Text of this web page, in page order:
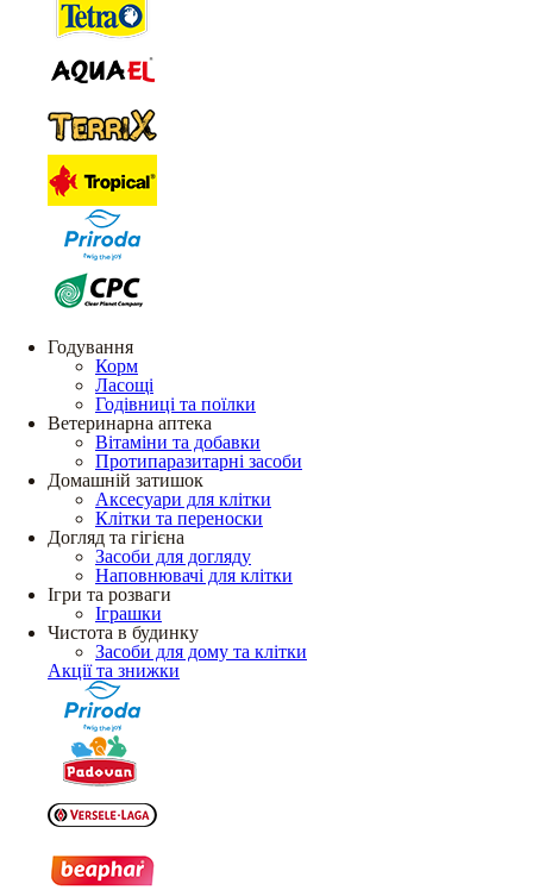
Годування
Корм
Ласощі
Годівниці та поїлки
Ветеринарна аптека
Вітаміни та добавки
Протипаразитарні засоби
Домашній затишок
Аксесуари для клітки
Клітки та переноски
Догляд та гігієна
Засоби для догляду
Наповнювачі для клітки
Ігри та розваги
Іграшки
Чистота в будинку
Засоби для дому та клітки
Акції та знижки